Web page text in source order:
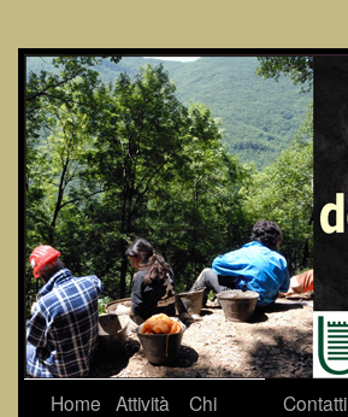
Home Attività
Chi
Contatti